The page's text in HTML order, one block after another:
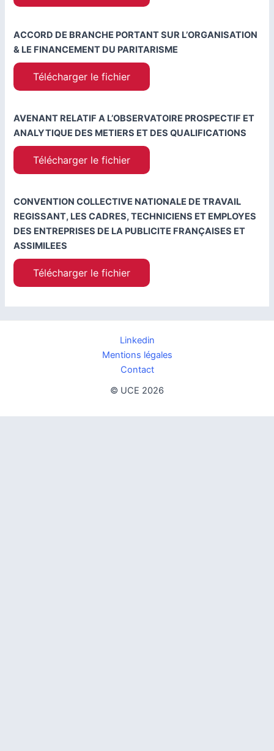
ACCORD DE BRANCHE PORTANT SUR L’ORGANISATION
& LE FINANCEMENT DU PARITARISME
Télécharger le fichier
AVENANT RELATIF A L’OBSERVATOIRE PROSPECTIF ET
ANALYTIQUE DES METIERS ET DES QUALIFICATIONS
Télécharger le fichier
CONVENTION COLLECTIVE NATIONALE DE TRAVAIL
REGISSANT, LES CADRES, TECHNICIENS ET EMPLOYES
DES ENTREPRISES DE LA PUBLICITE FRANÇAISES ET
ASSIMILEES
Télécharger le fichier
Linkedin
Mentions légales
Contact
© UCE 2026